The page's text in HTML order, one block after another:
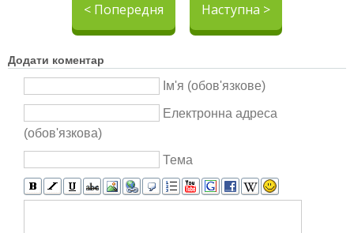
< Попередня Наступна >
Додати коментар
Ім'я (обов'язкове)
Електронна адреса
(обов'язкова)
Тема